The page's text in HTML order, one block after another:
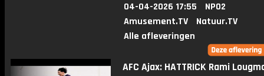
04-04-2026 17:55
NPO2
Amusement.TV
Natuur.TV
Alle afleveringen
AFC Ajax: HATTRICK Rami